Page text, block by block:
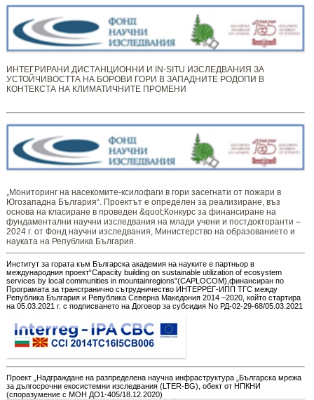
ИНТЕГРИРАНИ ДИСТАНЦИОННИ И IN-SITU ИЗСЛЕДВАНИЯ ЗА
УСТОЙЧИВОСТТА НА БОРОВИ ГОРИ В ЗАПАДНИТЕ РОДОПИ В
КОНТЕКСТА НА КЛИМАТИЧНИТЕ ПРОМЕНИ
„Мониторинг ​​​на ​​насекомите-ксилофаги в гори засегнати от пожари в
Югозападна България“. Проектът е определен за реализиране, въз
основа на класиране в проведен &quot;Конкурс за финансиране на
фундаментални научни изследвания на млади учени и постдокторанти –
2024 г. от Фонд научни изследвания, Министерство на образованието и
науката на Република България.
Институт за гората към Българска академия на науките е партньор в
международния проект“Capacity building on sustainable utilization of ecosystem
services by local communities in mountainregions”(CAPLOCOM),финансиран по
Програмата за трансгранично сътрудничество ИНТЕРРЕГ-ИПП ТГС между
Република България и Република Северна Македония 2014 –2020, който стартира
на 05.03.2021 г. с подписването на Договор за субсидия No РД-02-29-68/05.03.2021
Проект „Надграждане на разпределена научна инфраструктура „Българска мрежа
за дългосрочни екосистемни изследвания (LTER-BG), обект от НПКНИ
(споразумение с МОН ДО1-405/18.12.2020)